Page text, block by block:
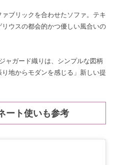
ブリックを合わせたソファ。テキ
ウスの都会的かつ優しい風合いの
ャガード織りは、シンプルな図柄
地からモダンを感じる」新しい提
ート使いも参考